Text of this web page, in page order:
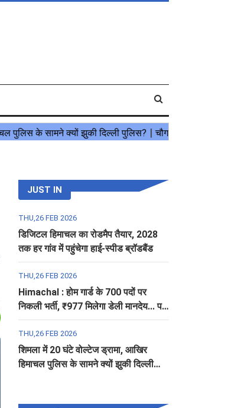
JUST IN
THU,26 FEB 2026
डिजिटल हिमाचल का रोडमैप तैयार, 2028
तक हर गांव में पहुंचेगा हाई-स्पीड ब्रॉडबैंड
THU,26 FEB 2026
Himachal : होम गार्ड के 700 पदों पर
निकली भर्ती, ₹977 मिलेगा डेली मानदेय... पढ़ें
पूरी डिटेल
THU,26 FEB 2026
शिमला में 20 घंटे वोल्टेज ड्रामा, आखिर
हिमाचल पुलिस के सामने क्यों झुकी दिल्ली